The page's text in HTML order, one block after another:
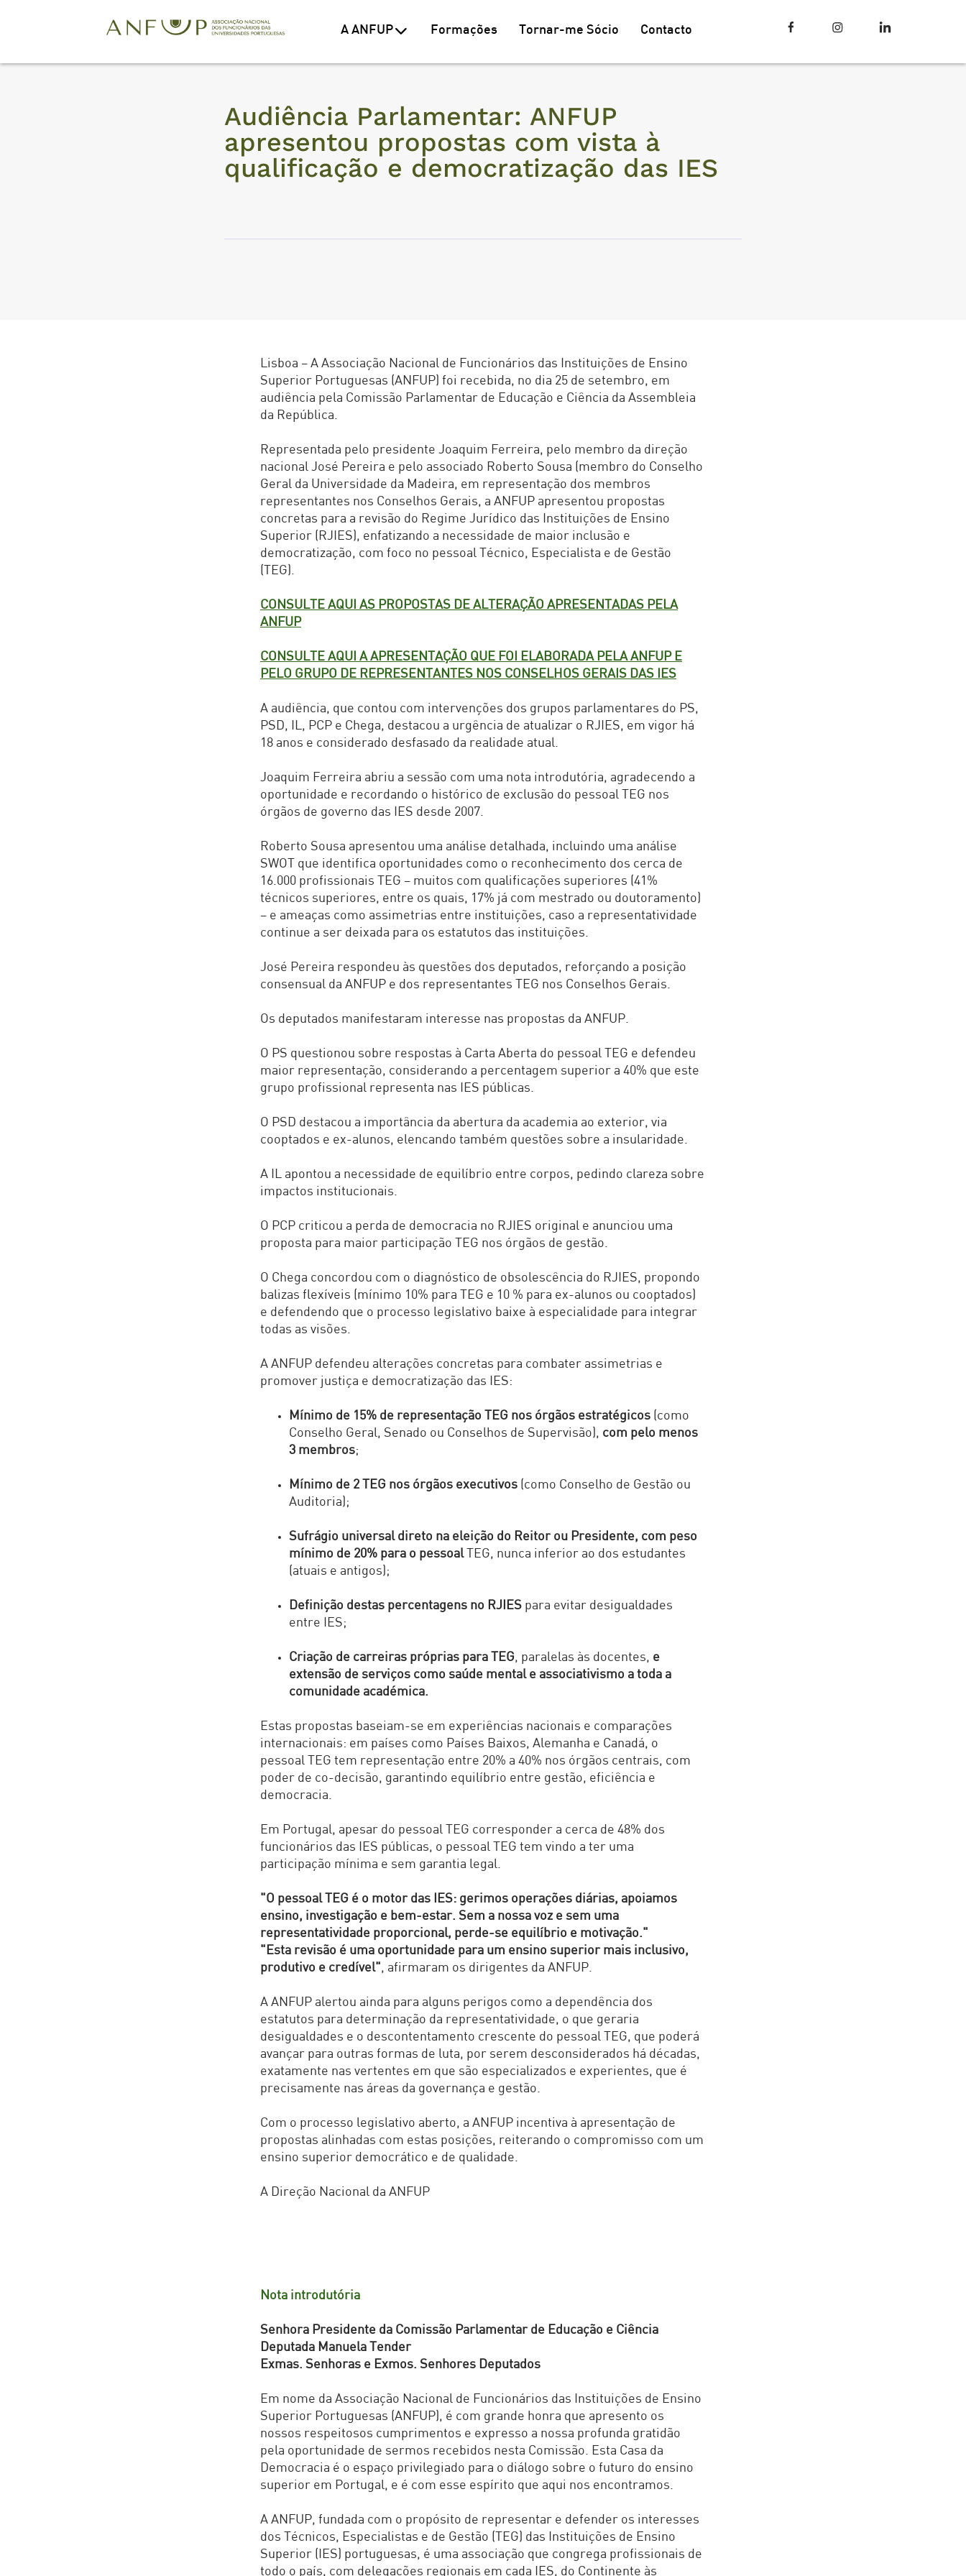
A ANFUP Formações Tornar-me Sócio Contacto
Audiência Parlamentar: ANFUP
apresentou propostas com vista à
qualificação e democratização das IES
Lisboa – A Associação Nacional de Funcionários das Instituições de Ensino
Superior Portuguesas (ANFUP) foi recebida, no dia 25 de setembro, em
audiência pela Comissão Parlamentar de Educação e Ciência da Assembleia
da República.
Representada pelo presidente Joaquim Ferreira, pelo membro da direção
nacional José Pereira e pelo associado Roberto Sousa (membro do Conselho
Geral da Universidade da Madeira, em representação dos membros
representantes nos Conselhos Gerais, a ANFUP apresentou propostas
concretas para a revisão do Regime Jurídico das Instituições de Ensino
Superior (RJIES), enfatizando a necessidade de maior inclusão e
democratização, com foco no pessoal Técnico, Especialista e de Gestão
(TEG).
CONSULTE AQUI AS PROPOSTAS DE ALTERAÇÃO APRESENTADAS PELA
ANFUP
CONSULTE AQUI A APRESENTAÇÃO QUE FOI ELABORADA PELA ANFUP E
PELO GRUPO DE REPRESENTANTES NOS CONSELHOS GERAIS DAS IES
A audiência, que contou com intervenções dos grupos parlamentares do PS,
PSD, IL, PCP e Chega, destacou a urgência de atualizar o RJIES, em vigor há
18 anos e considerado desfasado da realidade atual.
Joaquim Ferreira abriu a sessão com uma nota introdutória, agradecendo a
oportunidade e recordando o histórico de exclusão do pessoal TEG nos
órgãos de governo das IES desde 2007.
Roberto Sousa apresentou uma análise detalhada, incluindo uma análise
SWOT que identifica oportunidades como o reconhecimento dos cerca de
16.000 profissionais TEG – muitos com qualificações superiores (41%
técnicos superiores, entre os quais, 17% já com mestrado ou doutoramento)
– e ameaças como assimetrias entre instituições, caso a representatividade
continue a ser deixada para os estatutos das instituições.
José Pereira respondeu às questões dos deputados, reforçando a posição
consensual da ANFUP e dos representantes TEG nos Conselhos Gerais.
Os deputados manifestaram interesse nas propostas da ANFUP.
O PS questionou sobre respostas à Carta Aberta do pessoal TEG e defendeu
maior representação, considerando a percentagem superior a 40% que este
grupo profissional representa nas IES públicas.
O PSD destacou a importância da abertura da academia ao exterior, via
cooptados e ex-alunos, elencando também questões sobre a insularidade.
A IL apontou a necessidade de equilíbrio entre corpos, pedindo clareza sobre
impactos institucionais.
O PCP criticou a perda de democracia no RJIES original e anunciou uma
proposta para maior participação TEG nos órgãos de gestão.
O Chega concordou com o diagnóstico de obsolescência do RJIES, propondo
balizas flexíveis (mínimo 10% para TEG e 10 % para ex-alunos ou cooptados)
e defendendo que o processo legislativo baixe à especialidade para integrar
todas as visões.
A ANFUP defendeu alterações concretas para combater assimetrias e
promover justiça e democratização das IES:
Mínimo de 15% de representação TEG nos órgãos estratégicos (como
Conselho Geral, Senado ou Conselhos de Supervisão), com pelo menos
3 membros;
Mínimo de 2 TEG nos órgãos executivos (como Conselho de Gestão ou
Auditoria);
Sufrágio universal direto na eleição do Reitor ou Presidente, com peso
mínimo de 20% para o pessoal
TEG, nunca inferior ao dos estudantes
(atuais e antigos);
Definição destas percentagens no RJIES para evitar desigualdades
entre IES;
Criação de carreiras próprias para TEG, paralelas às docentes, e
extensão de serviços como saúde mental e associativismo a toda a
comunidade académica.
Estas propostas baseiam-se em experiências nacionais e comparações
internacionais: em países como Países Baixos, Alemanha e Canadá, o
pessoal TEG tem representação entre 20% a 40% nos órgãos centrais, com
poder de co-decisão, garantindo equilíbrio entre gestão, eficiência e
democracia.
Em Portugal, apesar do pessoal TEG corresponder a cerca de 48% dos
funcionários das IES públicas, o pessoal TEG tem vindo a ter uma
participação mínima e sem garantia legal.
"O pessoal TEG é o motor das IES: gerimos operações diárias, apoiamos
ensino, investigação e bem-estar. Sem a nossa voz e sem uma
representatividade proporcional, perde-se equilíbrio e motivação."
"Esta revisão é uma oportunidade para um ensino superior mais inclusivo,
produtivo e credível", afirmaram os dirigentes da ANFUP.
A ANFUP alertou ainda para alguns perigos como a dependência dos
estatutos para determinação da representatividade, o que geraria
desigualdades e o descontentamento crescente do pessoal TEG, que poderá
avançar para outras formas de luta, por serem desconsiderados há décadas,
exatamente nas vertentes em que são especializados e experientes, que é
precisamente nas áreas da governança e gestão.
Com o processo legislativo aberto, a ANFUP incentiva à apresentação de
propostas alinhadas com estas posições, reiterando o compromisso com um
ensino superior democrático e de qualidade.
A Direção Nacional da ANFUP
Nota introdutória
Senhora Presidente da Comissão Parlamentar de Educação e Ciência
Deputada Manuela Tender
Exmas. Senhoras e Exmos. Senhores Deputados
Em nome da Associação Nacional de Funcionários das Instituições de Ensino
Superior Portuguesas (ANFUP), é com grande honra que apresento os
nossos respeitosos cumprimentos e expresso a nossa profunda gratidão
pela oportunidade de sermos recebidos nesta Comissão. Esta Casa da
Democracia é o espaço privilegiado para o diálogo sobre o futuro do ensino
superior em Portugal, e é com esse espírito que aqui nos encontramos.
A ANFUP, fundada com o propósito de representar e defender os interesses
dos Técnicos, Especialistas e de Gestão (TEG) das Instituições de Ensino
Superior (IES) portuguesas, é uma associação que congrega profissionais de
todo o país, com delegações regionais em cada IES, do Continente às